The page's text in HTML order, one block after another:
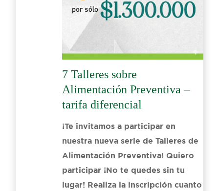
7 Talleres sobre
Alimentación Preventiva –
tarifa diferencial
¡Te invitamos a participar en
nuestra nueva serie de Talleres de
Alimentación Preventiva! Quiero
participar ¡No te quedes sin tu
lugar! Realiza la inscripción cuanto